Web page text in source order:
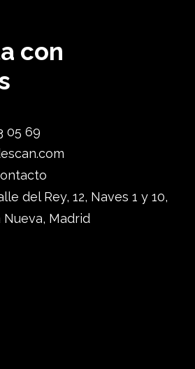
con
05 69
del Rey, 12, Naves 1 y 10,
Nueva, Madrid